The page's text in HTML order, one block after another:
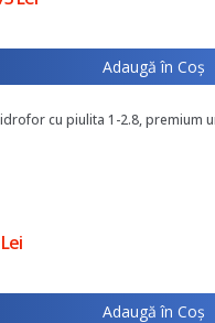
Adaugă în Coş
cu piulita 1-2.8, premium
Adaugă în Coş